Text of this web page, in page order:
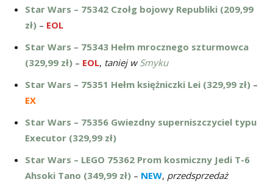
Star Wars – 75342 Czołg bojowy Republiki (209,99
zł) – EOL
Star Wars – 75343 Hełm mrocznego szturmowca
(329,99 zł) – EOL, taniej wSmyku
Star Wars – 75351 Hełm księżniczki Lei (329,99 zł) –
EX
Star Wars – 75356 Gwiezdny superniszczyciel typu
Executor (329,99 zł)
Star Wars – LEGO 75362 Prom kosmiczny Jedi T-6
Ahsoki Tano (349,99 zł) – NEW, przedsprzedaż